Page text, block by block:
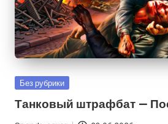
Опубликовано
Без рубрики
Танковый штрафбат —